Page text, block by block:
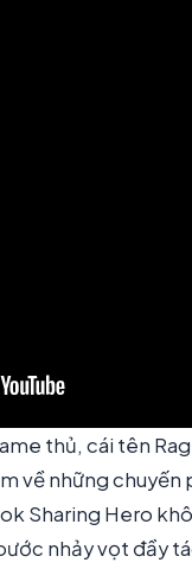
thủ, cái tên
về những
Sharing Hero
nhảy vọt đầy